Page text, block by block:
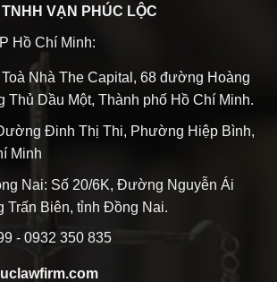
VẠN PHÚC LỘC
Hồ Chí Minh:
Nhà The Capital, 68 đường Hoàng
Thủ Dầu Một, Thành phố Hồ Chí Minh.
Đinh Thị Thi, Phường Hiệp Bình,
Minh
Nai: Số 20/6K, Đường Nguyễn Ái
Trấn Biên, tỉnh Đồng Nai.
- 0932 350 835